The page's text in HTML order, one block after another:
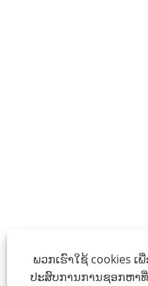
ພວກເຮົາໃຊ້ cookies
ປະສົບການການຊອກຫາ